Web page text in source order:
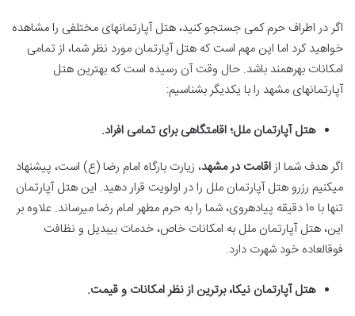
اگر در اطراف حرم کمی جستجو کنید، هتل آپارتمان‎های مختلفی را مشاهده
خواهید کرد اما این مهم است که هتل آپارتمان مورد نظر شما، از تمامی
امکانات بهره‎مند باشد. حال وقت آن رسیده است که بهترین هتل
آپارتمان‎های مشهد را با یکدیگر بشناسیم:
هتل آپارتمان ملل؛ اقامتگاهی برای تمامی افراد.
اگر هدف شما ازاقامت در مشهد، زیارت بارگاه امام رضا (ع) است، پیشنهاد
می‎کنیم رزرو هتل آپارتمان ملل را در اولویت قرار دهید. این هتل آپارتمان
تنها با 10 دقیقه پیاده‎روی، شما را به حرم مطهر امام رضا می‎رساند. علاوه بر
این، هتل آپارتمان ملل به امکانات خاص، خدمات بی‎بدیل و نظافت
فوق‎العاده خود شهرت دارد.
هتل آپارتمان نیکا، برترین از نظر امکانات و قیمت.